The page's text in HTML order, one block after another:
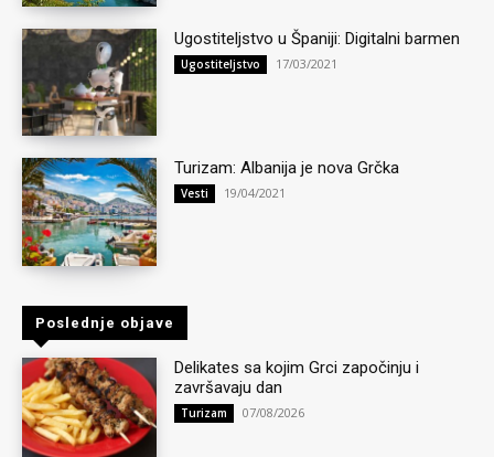
Ugostiteljstvo u Španiji: Digitalni barmen
Ugostiteljstvo 17/03/2021
Turizam: Albanija je nova Grčka
Vesti 19/04/2021
Poslednje objave
Delikates sa kojim Grci započinju i
završavaju dan
Turizam 07/08/2026